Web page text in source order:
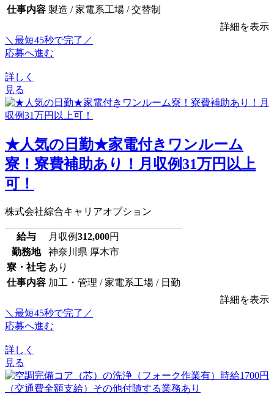
仕事内容 製造 / 家電系工場 / 交替制
詳細を表示
＼最短45秒で完了／
応募へ進む
詳しく
見る
★人気の日勤★家電付きワンルーム
寮！寮費補助あり！月収例31万円以上
可！
株式会社綜合キャリアオプション
給与 月収例312,000円
勤務地
神奈川県 厚木市
寮・社宅 あり
仕事内容 加工・管理 / 家電系工場 / 日勤
詳細を表示
＼最短45秒で完了／
応募へ進む
詳しく
見る